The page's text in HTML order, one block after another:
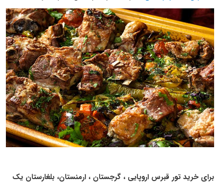
برای خرید تور قبرس اروپایی ، گرجستان ، ارمنستان، بلغارستان یک